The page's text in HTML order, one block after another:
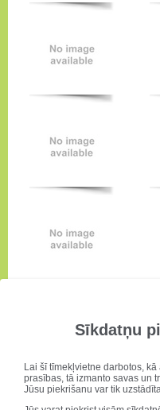
Sīkdatņu
Lai šī tīmekļvietne darbotos,
prasības, tā izmanto savas un
Jūsu piekrišanu var tik